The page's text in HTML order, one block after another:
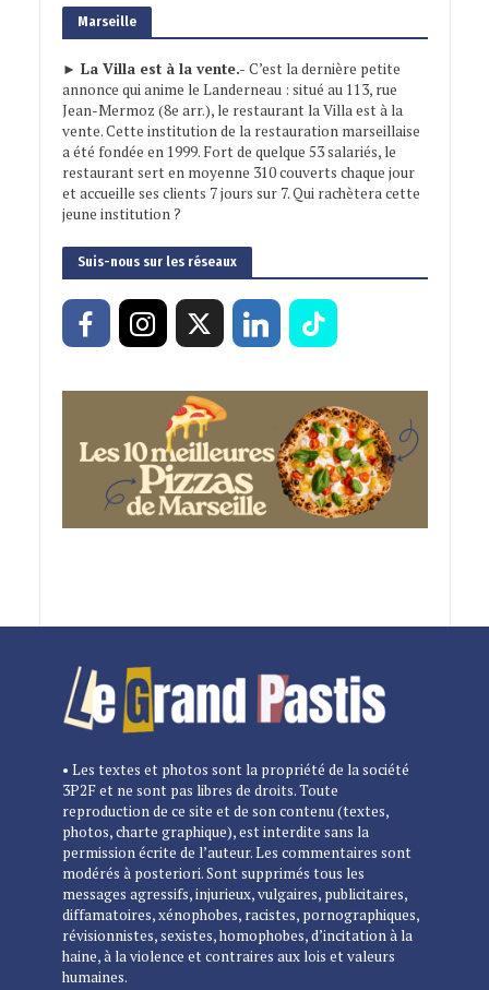
Marseille
► La Villa est à la vente.- C’est la dernière petite
annonce qui anime le Landerneau : situé au 113, rue
Jean-Mermoz (8e arr.), le restaurant la Villa est à la
vente. Cette institution de la restauration marseillaise
a été fondée en 1999. Fort de quelque 53 salariés, le
restaurant sert en moyenne 310 couverts chaque jour
et accueille ses clients 7 jours sur 7. Qui rachètera cette
jeune institution ?
Suis-nous sur les réseaux
• Les textes et photos sont la propriété de la société
3P2F et ne sont pas libres de droits. Toute
reproduction de ce site et de son contenu (textes,
photos, charte graphique), est interdite sans la
permission écrite de l’auteur. Les commentaires sont
modérés à posteriori. Sont supprimés tous les
messages agressifs, injurieux, vulgaires, publicitaires,
diffamatoires, xénophobes, racistes, pornographiques,
révisionnistes, sexistes, homophobes, d’incitation à la
haine, à la violence et contraires aux lois et valeurs
humaines.